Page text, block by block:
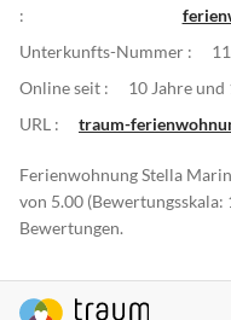
:
Unterkunfts-Nummer :
Online seit :
10 Jahre und
URL :
traum-
Ferienwohnung Stella
von 5.00 (Bewertungsskala:
Bewertungen.